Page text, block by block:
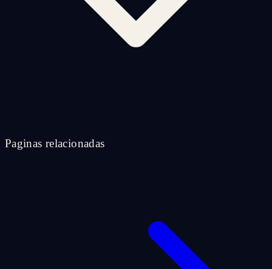
Paginas relacionadas